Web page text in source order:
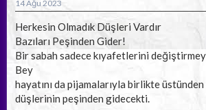
ş
l
a
a
n
t
a
r
i
h
14 Ağu 2023
Herkesin Olmadık Düşleri Vardır
Bazıları Peşinden Gider!
Bir sabah sadece kıyafetlerini
Bey
hayatını da pijamalarıyla birlikte üstünden
düşlerinin peşinden gidecekti.